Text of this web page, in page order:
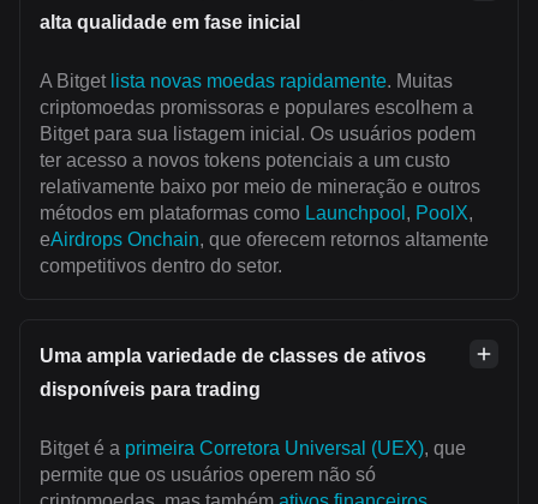
alta qualidade em fase inicial
A Bitget lista novas moedas rapidamente. Muitas
criptomoedas promissoras e populares escolhem a
Bitget para sua listagem inicial. Os usuários podem
ter acesso a novos tokens potenciais a um custo
relativamente baixo por meio de mineração e outros
métodos em plataformas como Launchpool , PoolX,
eAirdrops Onchain, que oferecem retornos altamente
competitivos dentro do setor.
Uma ampla variedade de classes de ativos
disponíveis para trading
Bitget é a primeira Corretora Universal (UEX), que
permite que os usuários operem não só